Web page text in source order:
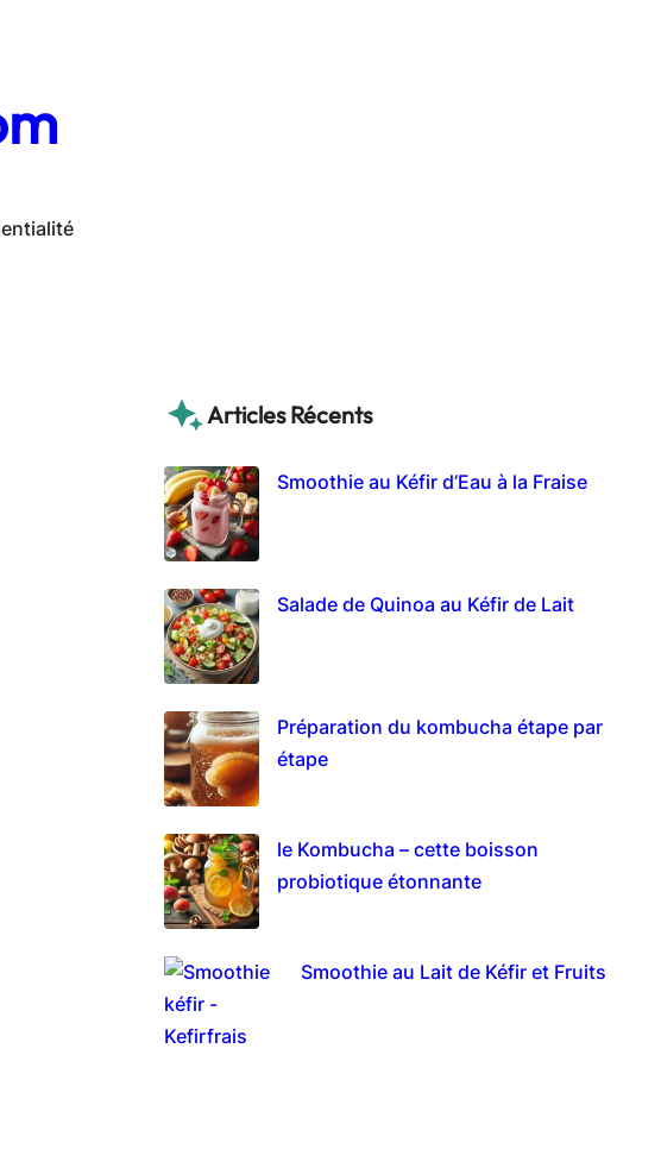
Articles Récents
Smoothie au Kéfir d’Eau à la Fraise
Salade de Quinoa au Kéfir de Lait
Préparation du kombucha étape par
étape
le Kombucha – cette boisson
probiotique étonnante
Smoothie au Lait de Kéfir et Fruits